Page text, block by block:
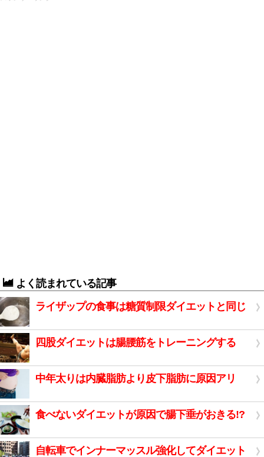
よく読まれている記事
ライザップの食事は糖質制限ダイエットと同じ
四股ダイエットは腸腰筋をトレーニングする
中年太りは内臓脂肪より皮下脂肪に原因アリ
食べないダイエットが原因で腸下垂がおきる!?
自転車でインナーマッスル強化してダイエット